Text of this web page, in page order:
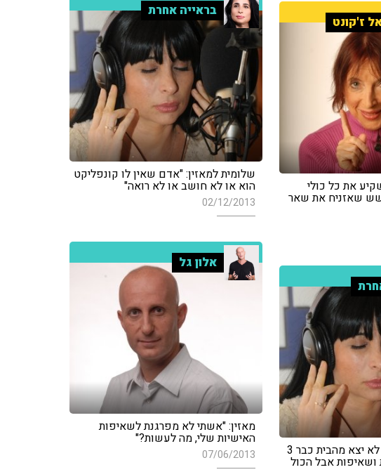
בראייה אחרת
שלומית למאזין: "אדם שאין לו קונפליקט
הוא או לא חושב או לא רואה"
02/12/2013
ז'קונט
את כל כולי
שאזניח את שאר
אלון גל
מאזין: "אשתי לא מפרגנת לשאיפות
האישיות שלי, מה לעשות?"
07/06/2013 מאזינה: "בני הגדול לא יצא מהבית כבר 3
ושאיפות אבל הכול